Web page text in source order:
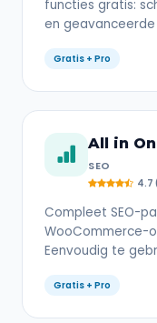
functies gratis:
en
Gratis + Pro
All in
SEO
4.7
Compleet SEO-
WooCommerce-
Eenvoudig te
Gratis + Pro